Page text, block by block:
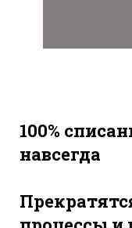
100%
навсегда